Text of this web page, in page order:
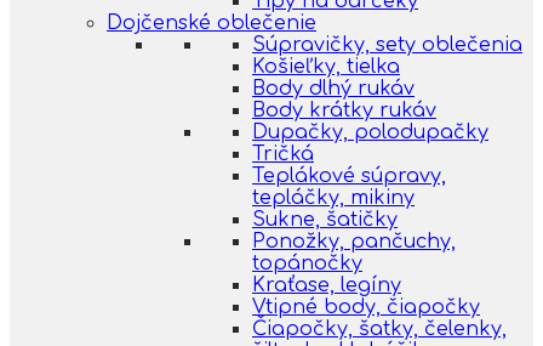
Dojčenské oblečenie
Súpravičky, sety oblečenia
Košieľky, tielka
Body dlhý rukáv
Body krátky rukáv
Dupačky, polodupačky
Tričká
Teplákové súpravy,
tepláčky, mikiny
Sukne, šatičky
Ponožky, pančuchy,
topánočky
Kraťase, legíny
Vtipné body, čiapočky
Čiapočky, šatky, čelenky,